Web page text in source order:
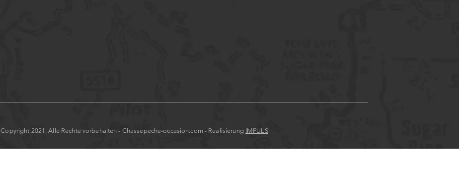
Copyright 2021. Alle Rechte vorbehalten - Chassepeche-occasion.com - Realisierung IMPULS